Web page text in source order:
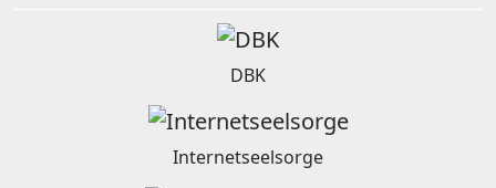
DBK
Internetseelsorge